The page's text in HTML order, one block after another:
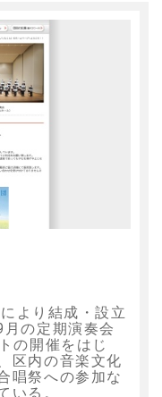
より結成・設立
の定期演奏会
の開催をはじ
区内の音楽文化
唱祭への参加な
いる。